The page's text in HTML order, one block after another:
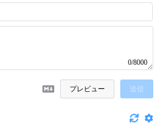
0/8000
プレビュー 送信